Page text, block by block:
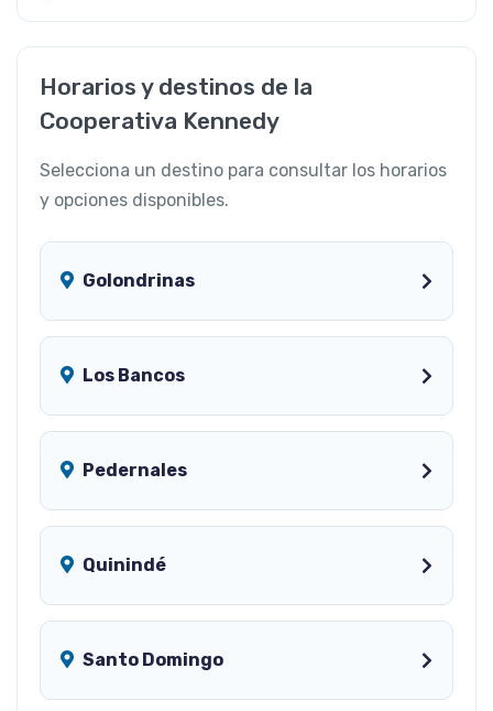
Horarios y destinos de la
Cooperativa Kennedy
Selecciona un destino para consultar los horarios
y opciones disponibles.
Golondrinas
Los Bancos
Pedernales
Quinindé
Santo Domingo